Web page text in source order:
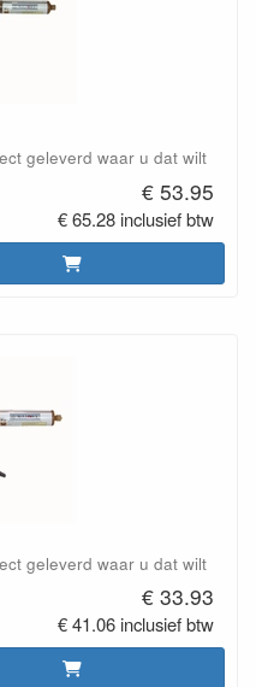
geleverd waar u dat wilt
€ 53.95
€ 65.28 inclusief btw
geleverd waar u dat wilt
€ 33.93
€ 41.06 inclusief btw